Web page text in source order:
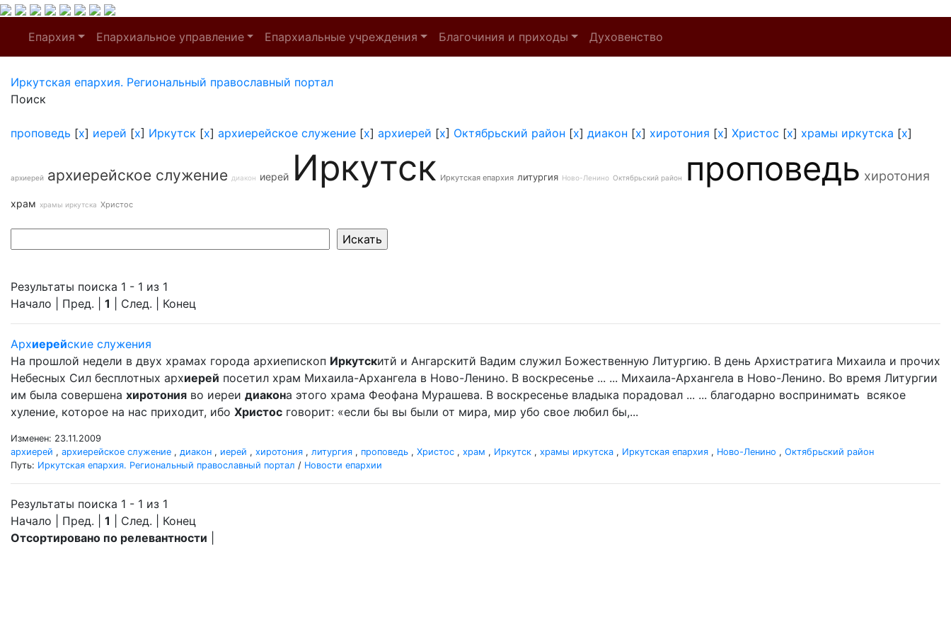
Епархия Епархиальное управление Епархиальные учреждения Благочиния и приходы Духовенство
Иркутская епархия. Региональный православный портал
Поиск
проповедь [x] иерей [x] Иркутск [x] архиерейское служение [x] архиерей [x] Октябрьский район [x] диакон [x] хиротония [x] Христос [x] храмы иркутска [x]
архиерей архиерейское служение диакон иерей Иркутск Иркутская епархия литургия Ново-Ленино Октябрьский район проповедь хиротония
храм храмы иркутска Христос
Результаты поиска 1 - 1 из 1
Начало | Пред. | 1 | След. | Конец
Архиерейские служения
На прошлой недели в двух храмах города архиепископ Иркутскитй и Ангарскитй Вадим служил Божественную Литургию. В день Архистратига Михаила и прочих
Небесных Сил бесплотных архиерей посетил храм Михаила-Архангела в Ново-Ленино. В воскресенье ... ... Михаила-Архангела в Ново-Ленино. Во время Литургии
им была совершена хиротония во иереи диакона этого храма Феофана Мурашева. В воскресенье владыка порадовал ... ... благодарно воспринимать всякое
хуление, которое на нас приходит, ибо Христос говорит: «если бы вы были от мира, мир убо свое любил бы,...
Изменен: 23.11.2009
архиерей , архиерейское служение , диакон , иерей , хиротония , литургия , проповедь , Христос , храм , Иркутск , храмы иркутска , Иркутская епархия , Ново-Ленино , Октябрьский район
Путь: Иркутская епархия. Региональный православный портал / Новости епархии
Результаты поиска 1 - 1 из 1
Начало | Пред. | 1 | След. | Конец
Отсортировано по релевантности